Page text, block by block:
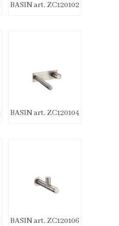
BASIN art. ZC120102
BASIN art. ZC120104
BASIN art. ZC120106